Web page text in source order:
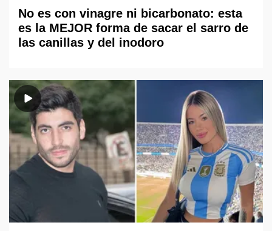
No es con vinagre ni bicarbonato: esta
es la MEJOR forma de sacar el sarro de
las canillas y del inodoro